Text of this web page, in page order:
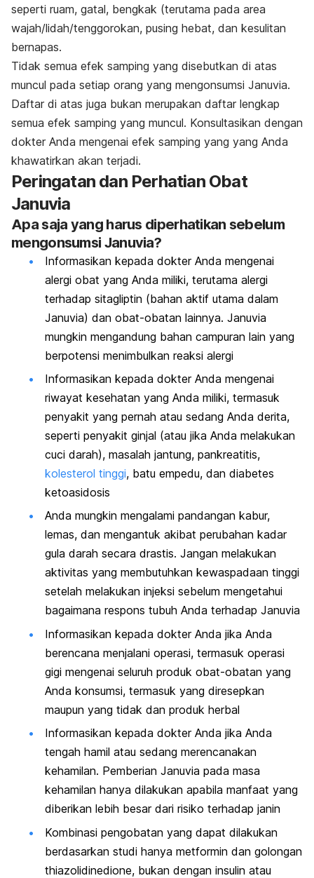
seperti ruam, gatal, bengkak (terutama pada area
wajah/lidah/tenggorokan, pusing hebat, dan kesulitan
bernapas.
Tidak semua efek samping yang disebutkan di atas
muncul pada setiap orang yang mengonsumsi Januvia.
Daftar di atas juga bukan merupakan daftar lengkap
semua efek samping yang muncul. Konsultasikan dengan
dokter Anda mengenai efek samping yang yang Anda
khawatirkan akan terjadi.
Peringatan dan Perhatian Obat
Januvia
Apa saja yang harus diperhatikan sebelum
mengonsumsi Januvia?
Informasikan kepada dokter Anda mengenai
alergi obat yang Anda miliki, terutama alergi
terhadap sitagliptin (bahan aktif utama dalam
Januvia) dan obat-obatan lainnya. Januvia
mungkin mengandung bahan campuran lain yang
berpotensi menimbulkan reaksi alergi
Informasikan kepada dokter Anda mengenai
riwayat kesehatan yang Anda miliki, termasuk
penyakit yang pernah atau sedang Anda derita,
seperti penyakit ginjal (atau jika Anda melakukan
cuci darah), masalah jantung, pankreatitis,
kolesterol tinggi, batu empedu, dan diabetes
ketoasidosis
Anda mungkin mengalami pandangan kabur,
lemas, dan mengantuk akibat perubahan kadar
gula darah secara drastis. Jangan melakukan
aktivitas yang membutuhkan kewaspadaan tinggi
setelah melakukan injeksi sebelum mengetahui
bagaimana respons tubuh Anda terhadap Januvia
Informasikan kepada dokter Anda jika Anda
berencana menjalani operasi, termasuk operasi
gigi mengenai seluruh produk obat-obatan yang
Anda konsumsi, termasuk yang diresepkan
maupun yang tidak dan produk herbal
Informasikan kepada dokter Anda jika Anda
tengah hamil atau sedang merencanakan
kehamilan. Pemberian Januvia pada masa
kehamilan hanya dilakukan apabila manfaat yang
diberikan lebih besar dari risiko terhadap janin
Kombinasi pengobatan yang dapat dilakukan
berdasarkan studi hanya metformin dan golongan
thiazolidinedione, bukan dengan insulin atau